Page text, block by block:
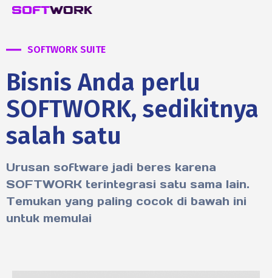
SOFTWORK SUITE
Bisnis Anda perlu
SOFTWORK, sedikitnya
salah satu
Urusan software jadi beres karena
SOFTWORK terintegrasi satu sama lain.
Temukan yang paling cocok di bawah ini
untuk memulai